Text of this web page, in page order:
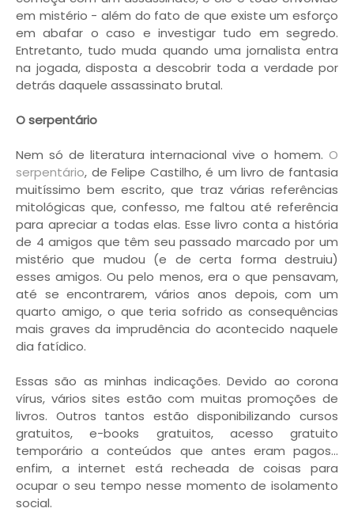
em mistério - além do fato de que existe um esforço
em abafar o caso e investigar tudo em segredo.
Entretanto, tudo muda quando uma jornalista entra
na jogada, disposta a descobrir toda a verdade por
detrás daquele assassinato brutal.
O serpentário
Nem só de literatura internacional vive o homem. O
serpentário, de Felipe Castilho, é um livro de fantasia
muitíssimo bem escrito, que traz várias referências
mitológicas que, confesso, me faltou até referência
para apreciar a todas elas. Esse livro conta a história
de 4 amigos que têm seu passado marcado por um
mistério que mudou (e de certa forma destruiu)
esses amigos. Ou pelo menos, era o que pensavam,
até se encontrarem, vários anos depois, com um
quarto amigo, o que teria sofrido as consequências
mais graves da imprudência do acontecido naquele
dia fatídico.
Essas são as minhas indicações. Devido ao corona
vírus, vários sites estão com muitas promoções de
livros. Outros tantos estão disponibilizando cursos
gratuitos, e-books gratuitos, acesso gratuito
temporário a conteúdos que antes eram pagos...
enfim, a internet está recheada de coisas para
ocupar o seu tempo nesse momento de isolamento
social.